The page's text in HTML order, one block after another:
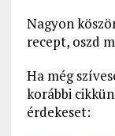
Nagyon
recept, oszd
Ha még
korábbi
érdekeset: